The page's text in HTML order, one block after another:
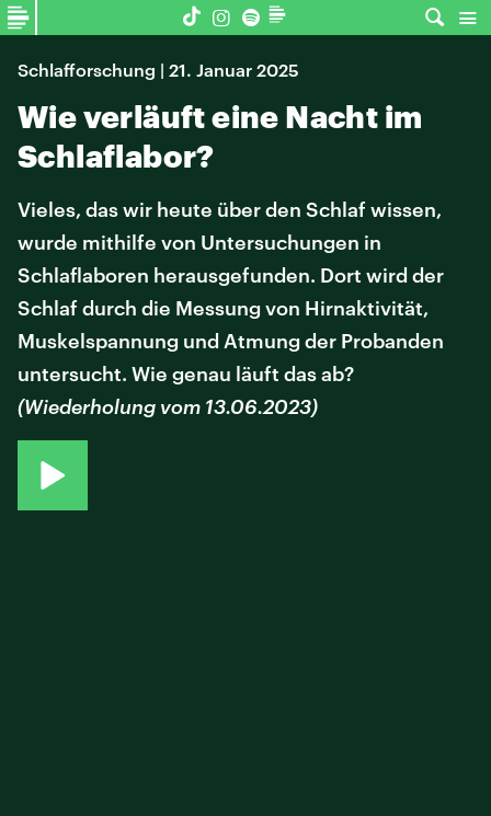
Schlafforschung | 21. Januar 2025
Wie verläuft eine Nacht im
Schlaflabor?
Vieles, das wir heute über den Schlaf wissen,
wurde mithilfe von Untersuchungen in
Schlaflaboren herausgefunden. Dort wird der
Schlaf durch die Messung von Hirnaktivität,
Muskelspannung und Atmung der Probanden
untersucht. Wie genau läuft das ab?
(Wiederholung vom 13.06.2023)